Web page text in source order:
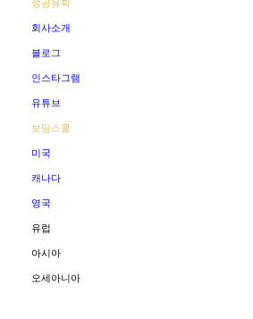
성공유학
회사소개
블로그
인스타그램
유튜브
보딩스쿨
미국
캐나다
영국
유럽
아시아
오세아니아